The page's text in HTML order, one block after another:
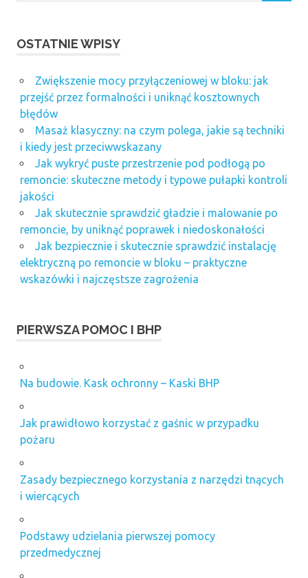
OSTATNIE WPISY
Zwiększenie mocy przyłączeniowej w bloku: jak
przejść przez formalności i uniknąć kosztownych
błędów
Masaż klasyczny: na czym polega, jakie są techniki
i kiedy jest przeciwwskazany
Jak wykryć puste przestrzenie pod podłogą po
remoncie: skuteczne metody i typowe pułapki kontroli
jakości
Jak skutecznie sprawdzić gładzie i malowanie po
remoncie, by uniknąć poprawek i niedoskonałości
Jak bezpiecznie i skutecznie sprawdzić instalację
elektryczną po remoncie w bloku – praktyczne
wskazówki i najczęstsze zagrożenia
PIERWSZA POMOC I BHP
Na budowie. Kask ochronny – Kaski BHP
Jak prawidłowo korzystać z gaśnic w przypadku
pożaru
Zasady bezpiecznego korzystania z narzędzi tnących
i wiercących
Podstawy udzielania pierwszej pomocy
przedmedycznej